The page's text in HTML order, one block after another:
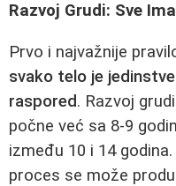
Razvoj Grudi: Sve
Prvo i najvažnije
svako telo je
raspored. Razvoj
počne već sa 8-9
između 10 i 14
proces se može